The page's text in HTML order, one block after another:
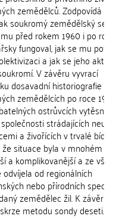
zemědělců. Zodpovídá na
soukromý zemědělský
před rokem 1960 i po
fungoval, jak se mu
a jak se jeho
V závěru vyvrací
dosavadní historiografie o
zemědělcích po roce
ostrůvcích
strádajících
a živořících v trvalé bídě.
že situace byla v mnohém
a komplikovanější a ze
odvíjela od regionálních
nebo přírodních
zemědělec žil. K
metodu sondy deseti...